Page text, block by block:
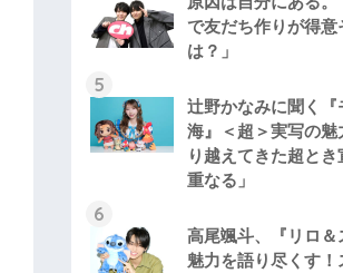
で友だち作りが得
は？」
辻野かなみに聞く
海』＜超＞実写の
り越えてきた超と
重なる」
高尾颯斗、『リロ
魅力を語り尽くす